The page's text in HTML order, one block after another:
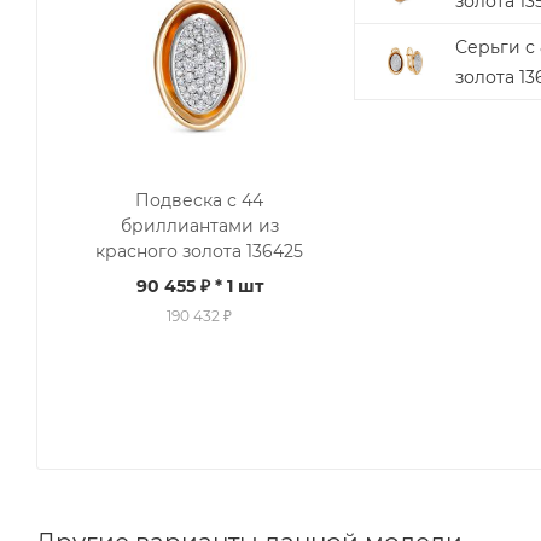
Подвеска с 44
бриллиантами из
красного золота 136425
90 455 ₽* 1 шт
190 432 ₽
Серьги с
золота